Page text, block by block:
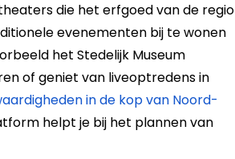
die het erfgoed van de regio
evenementen bij te wonen
het Stedelijk Museum
of geniet van liveoptredens in
in de kop van Noord-
helpt je bij het plannen van